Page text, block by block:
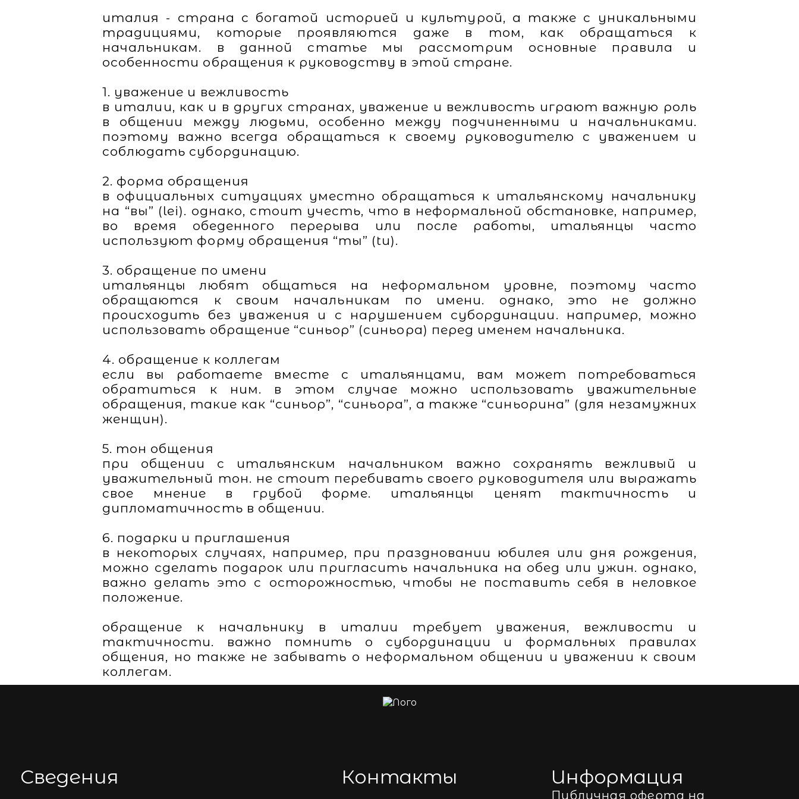
италия - страна с богатой историей и культурой, а также с уникальными
традициями, которые проявляются даже в том, как обращаться к
начальникам. в данной статье мы рассмотрим основные правила и
особенности обращения к руководству в этой стране.
1. уважение и вежливость
в италии, как и в других странах, уважение и вежливость играют важную роль
в общении между людьми, особенно между подчиненными и начальниками.
поэтому важно всегда обращаться к своему руководителю с уважением и
соблюдать субординацию.
2. форма обращения
в официальных ситуациях уместно обращаться к итальянскому начальнику
на “вы” (lei). однако, стоит учесть, что в неформальной обстановке, например,
во время обеденного перерыва или после работы, итальянцы часто
используют форму обращения “ты” (tu).
3. обращение по имени
итальянцы любят общаться на неформальном уровне, поэтому часто
обращаются к своим начальникам по имени. однако, это не должно
происходить без уважения и с нарушением субординации. например, можно
использовать обращение “синьор” (синьора) перед именем начальника.
4. обращение к коллегам
если вы работаете вместе с итальянцами, вам может потребоваться
обратиться к ним. в этом случае можно использовать уважительные
обращения, такие как “синьор”, “синьора”, а также “синьорина” (для незамужних
женщин).
5. тон общения
при общении с итальянским начальником важно сохранять вежливый и
уважительный тон. не стоит перебивать своего руководителя или выражать
свое мнение в грубой форме. итальянцы ценят тактичность и
дипломатичность в общении.
6. подарки и приглашения
в некоторых случаях, например, при праздновании юбилея или дня рождения,
можно сделать подарок или пригласить начальника на обед или ужин. однако,
важно делать это с осторожностью, чтобы не поставить себя в неловкое
положение.
обращение к начальнику в италии требует уважения, вежливости и
тактичности. важно помнить о субординации и формальных правилах
общения, но также не забывать о неформальном общении и уважении к своим
коллегам.
Сведения Контакты Информация
Публичная оферта на